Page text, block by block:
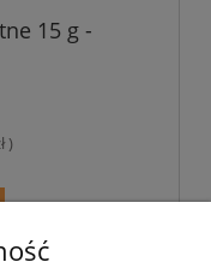
15 g -
)